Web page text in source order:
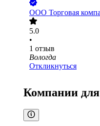
ООО Торговая
5.0
•
1 отзыв
Вологда
Откликнуться
Компании для